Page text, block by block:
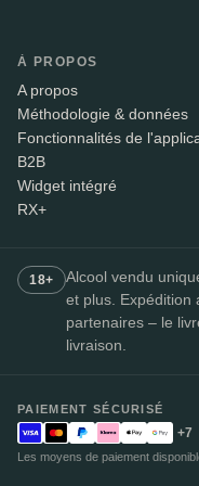
À PROPOS
A propos
Méthodologie & données
Fonctionnalités de
B2B
Widget intégré
RX+
18+
Alcool vendu
et plus. Expédition
partenaires – le
livraison.
PAIEMENT SÉCURISÉ
+7
Les moyens de paiement